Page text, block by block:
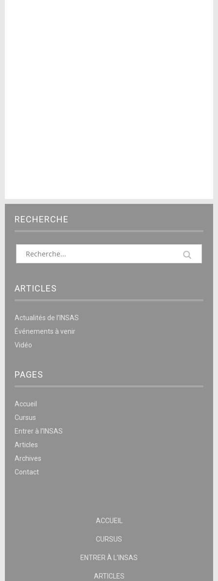
RECHERCHE
ARTICLES
Actualités de l’INSAS
Événements à venir
Vidéo
PAGES
Accueil
Cursus
Entrer à l’INSAS
Articles
Archives
Contact
ACCUEIL
CURSUS
ENTRER À L’INSAS
ARTICLES